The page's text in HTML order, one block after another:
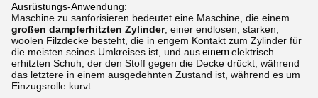
Ausrüstungs-Anwendung:
Maschine zu sanforisieren bedeutet eine Maschine, die einem
großen dampferhitzten Zylinder, einer endlosen, starken,
woolen Filzdecke besteht , die in engem Kontakt zum Zylinder für
die meisten seines Umkreises ist, und auseinemelektrisch
erhitzten Schuh, der den Stoff gegen die Decke drückt, während
das letztere in einem ausgedehnten Zustand ist, während es um
Einzugsrolle kurvt.